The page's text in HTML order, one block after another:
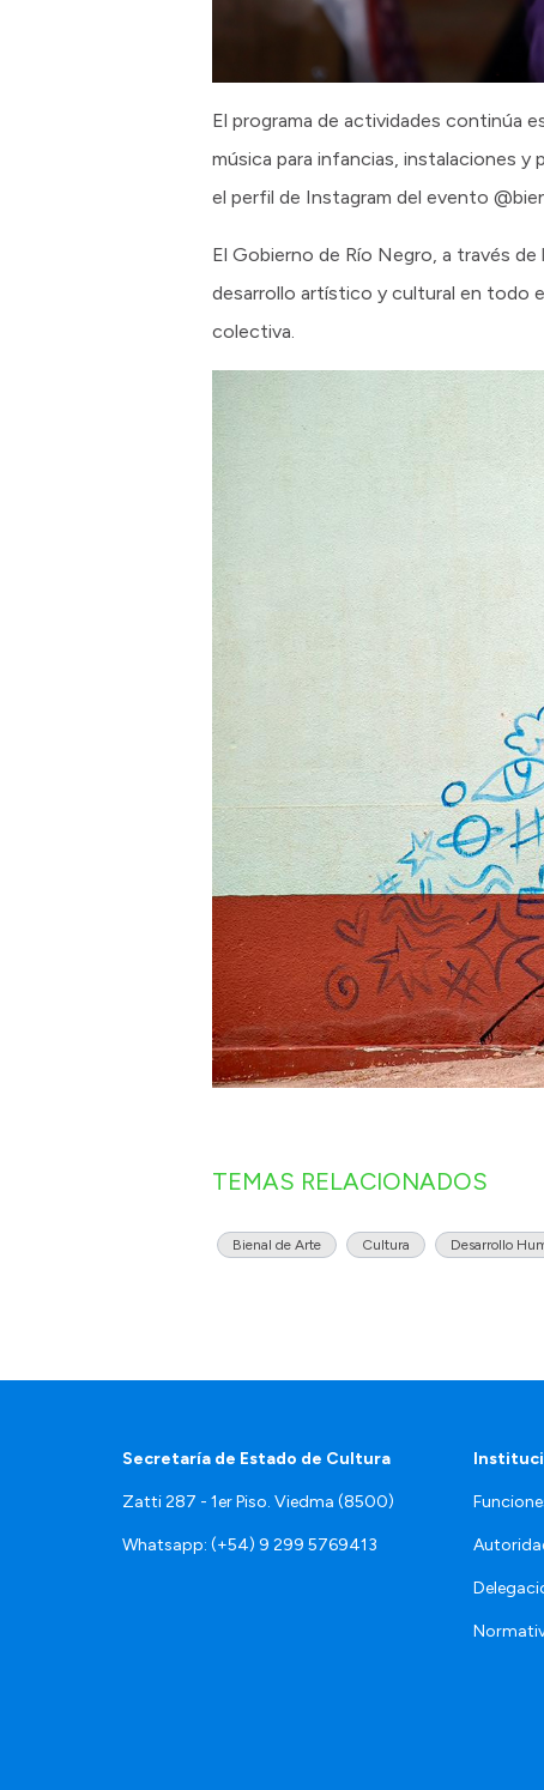
El programa de actividades continúa
música para infancias, instalaciones
el perfil de Instagram del evento
El Gobierno de Río Negro, a través
desarrollo artístico y cultural en todo
colectiva.
TEMAS RELACIONADOS
Bienal de Arte Cultura Desarrollo
Secretaría de Estado de Cultura
Zatti 287 - 1er Piso. Viedma (8500)
Whatsapp: (+54) 9 299 5769413